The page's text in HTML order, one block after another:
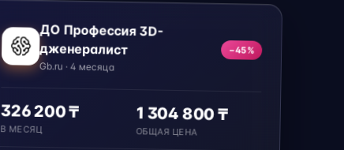
ДО Профессия 3D-
дженералист
Gb.ru · 4 месяца
−45%
326 200 ₸
В МЕСЯЦ
1 304 800 ₸
ОБЩАЯ ЦЕНА